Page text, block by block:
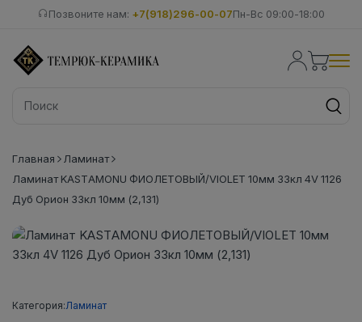
Позвоните нам: +7(918)296-00-07Пн-Вс 09:00-18:00
Главная
Ламинат
Ламинат KASTAMONU ФИОЛЕТОВЫЙ/VIOLET 10мм 33кл 4V 1126
Дуб Орион 33кл 10мм (2,131)
Категория:Ламинат